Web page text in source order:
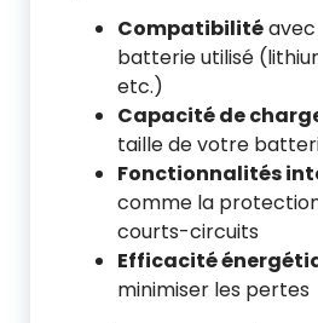
Compatibilité
batterie utilisé
etc.)
Capacité de
taille de votre
Fonctionnalités
comme la
courts-circuits
Efficacité
minimiser les pertes